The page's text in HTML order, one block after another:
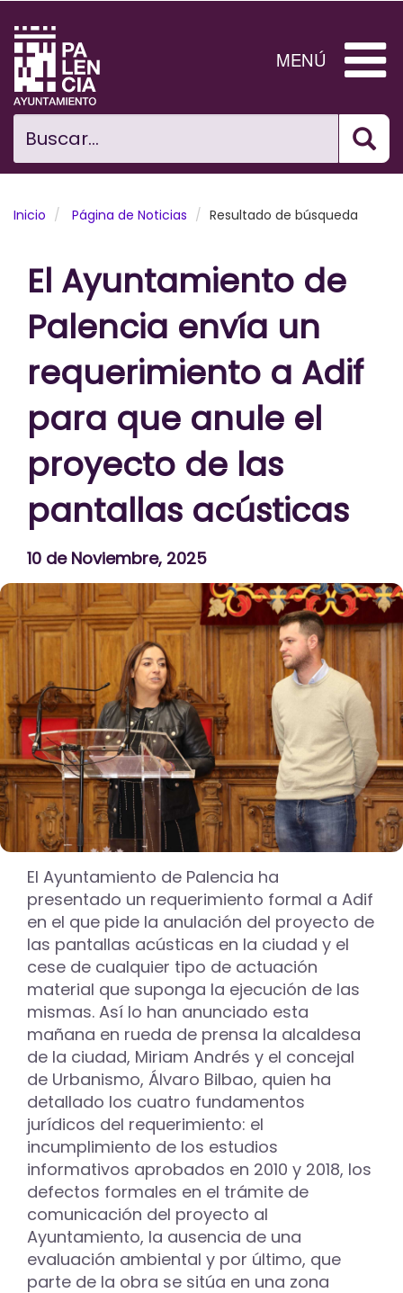
contenido
principal
Buscar...
MENÚ
Ciudad
El Ayuntamiento
Noticias
Areas municipales
Tramita
Inicio Página de Noticias Resultado de búsqueda
El Ayuntamiento de
Palencia envía un
requerimiento a Adif
para que anule el
proyecto de las
pantallas acústicas
10 de Noviembre, 2025
El Ayuntamiento de Palencia ha
presentado un requerimiento formal a Adif
en el que pide la anulación del proyecto de
las pantallas acústicas en la ciudad y el
cese de cualquier tipo de actuación
material que suponga la ejecución de las
mismas. Así lo han anunciado esta
mañana en rueda de prensa la alcaldesa
de la ciudad, Miriam Andrés y el concejal
de Urbanismo, Álvaro Bilbao, quien ha
detallado los cuatro fundamentos
jurídicos del requerimiento: el
incumplimiento de los estudios
informativos aprobados en 2010 y 2018, los
defectos formales en el trámite de
comunicación del proyecto al
Ayuntamiento, la ausencia de una
evaluación ambiental y por último, que
parte de la obra se sitúa en una zona